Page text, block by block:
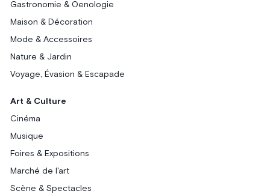
Gastronomie & Oenologie
Maison & Décoration
Mode & Accessoires
Nature & Jardin
Voyage, Évasion & Escapade
Art & Culture
Cinéma
Musique
Foires & Expositions
Marché de l'art
Scène & Spectacles